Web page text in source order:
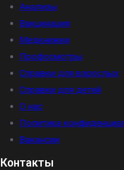
Анализы
Вакцинация
Медкнижки
Профосмотры
Справки для взрослых
Справки для детей
О нас
Политика
Вакансии
Контакты